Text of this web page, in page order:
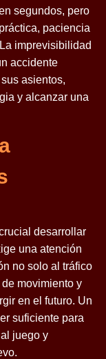
segundos, pero
paciencia
imprevisibilidad
accidente
asientos,
y alcanzar una
desarrollar
una atención
no solo al tráfico
movimiento y
en el futuro. Un
suficiente para
juego y